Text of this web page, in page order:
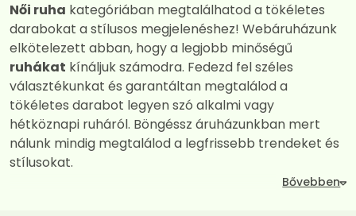
Női ruha kategóriában megtalálhatod a tökéletes
darabokat a stílusos megjelenéshez! Webáruházunk
elkötelezett abban, hogy a legjobb minőségű
ruhákat kínáljuk számodra. Fedezd fel széles
választékunkat és garantáltan megtalálod a
tökéletes darabot legyen szó alkalmi vagy
hétköznapi ruháról. Böngéssz áruházunkban mert
nálunk mindig megtalálod a legfrissebb trendeket és
stílusokat.